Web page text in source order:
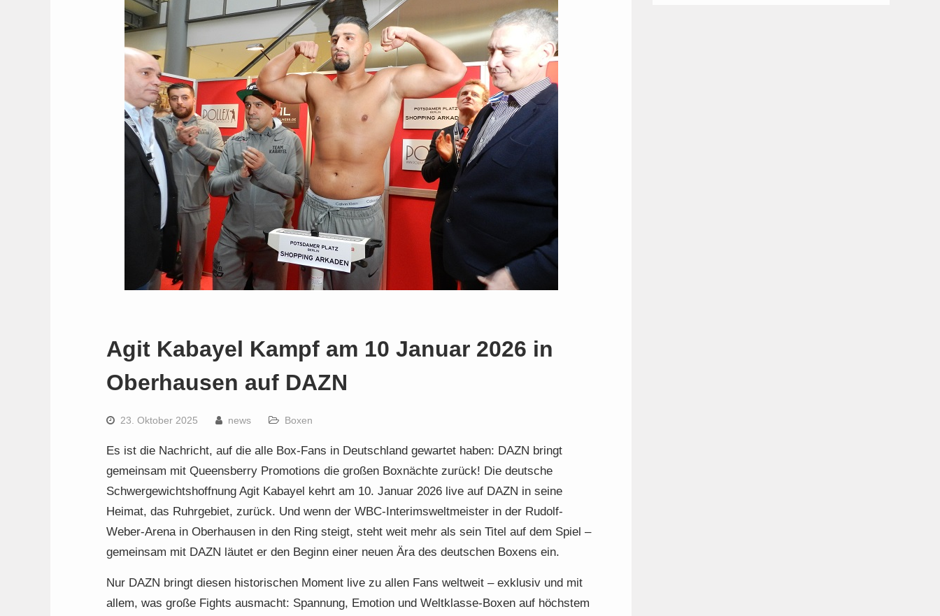
Agit Kabayel Kampf am 10 Januar 2026 in
Oberhausen auf DAZN
23. Oktober 2025 news Boxen
Es ist die Nachricht, auf die alle Box-Fans in Deutschland gewartet haben: DAZN bringt
gemeinsam mit Queensberry Promotions die großen Boxnächte zurück! Die deutsche
Schwergewichtshoffnung Agit Kabayel kehrt am 10. Januar 2026 live auf DAZN in seine
Heimat, das Ruhrgebiet, zurück. Und wenn der WBC-Interimsweltmeister in der Rudolf-
Weber-Arena in Oberhausen in den Ring steigt, steht weit mehr als sein Titel auf dem Spiel –
gemeinsam mit DAZN läutet er den Beginn einer neuen Ära des deutschen Boxens ein.
Nur DAZN bringt diesen historischen Moment live zu allen Fans weltweit – exklusiv und mit
allem, was große Fights ausmacht: Spannung, Emotion und Weltklasse-Boxen auf höchstem